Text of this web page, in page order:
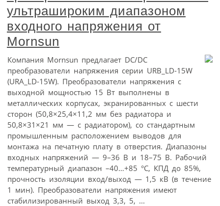
ультрашироким диапазоном
входного напряжения от
Mornsun
Компания Mornsun предлагает DC/DC
преобразователи напряжения серии URB_LD-15W
(URA_LD-15W). Преобразователи напряжения с
выходной мощностью 15 Вт выполнены в
металлических корпусах, экранированных с шести
сторон (50,8×25,4×11,2 мм без радиатора и
50,8×31×21 мм — с радиатором), со стандартным
промышленным расположением выводов для
монтажа на печатную плату в отверстия. Диапазоны
входных напряжений — 9–36 В и 18–75 В. Рабочий
температурный диапазон –40…+85 °С, КПД до 85%,
прочность изоляции вход/выход — 1,5 кВ (в течение
1 мин). Преобразователи напряжения имеют
стабилизированный выход 3,3, 5, ...